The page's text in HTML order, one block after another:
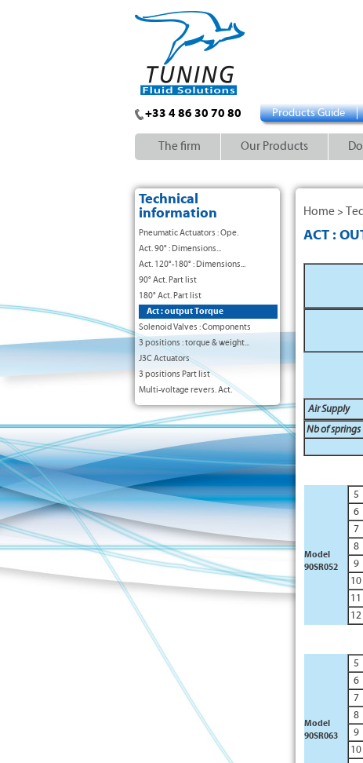
+33 4 86 30 70 80 Products Guide
The firm Our Products
Technical
information
Pneumatic Actuators : Ope.
Act. 90° : Dimensions...
Act. 120°-180° : Dimensions...
90° Act. Part list
180° Act. Part list
Act : output Torque
Solenoid Valves : Components
3 positions : torque & weight...
J3C Actuators
3 positions Part list
Multi-voltage revers. Act.
Home >
ACT :
Air Supply
Nb of springs
Model
90SR052
5
6
7
8
9
10
11
12
Model
90SR063
5
6
7
8
9
10